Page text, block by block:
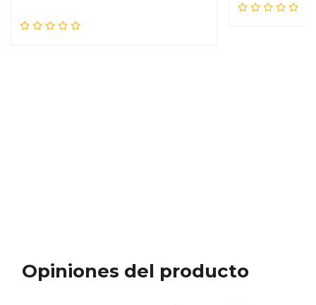
Opiniones del producto